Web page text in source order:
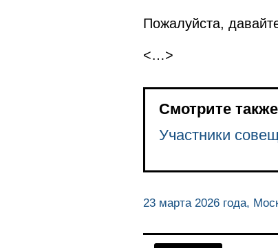
Пожалуйста,
<…>
Смотрите
Участники
23 марта 2026 года,